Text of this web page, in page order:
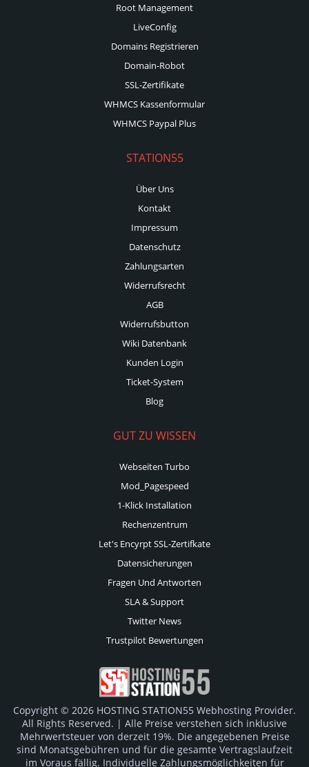
Root Management
LiveConfig
Domains Registrieren
Domain-Robot
SSL-Zertifikate
WHMCS Kassenformular
WHMCS Paypal Plus
STATION55
Über Uns
Kontakt
Impressum
Datenschutz
Zahlungsarten
Widerrufsrecht
AGB
Widerrufsbutton
Wiki Datenbank
Kunden Login
Ticket-System
Blog
GUT ZU WISSEN
Webseiten Turbo
Mod_Pagespeed
1-Klick Installation
Rechenzentrum
Let's Encyrpt SSL-Zertifkate
Datensicherungen
Fragen Und Antworten
SLA & Support
Twitter News
Trustpilot Bewertungen
Copyright © 2026 HOSTING STATION55 Webhosting Provider.
All Rights Reserved. | Alle Preise verstehen sich inklusive
Mehrwertsteuer von derzeit 19%. Die angegebenen Preise
sind Monatsgebühren und für die gesamte Vertragslaufzeit
im Voraus fällig. Individuelle Zahlungsmöglichkeiten für